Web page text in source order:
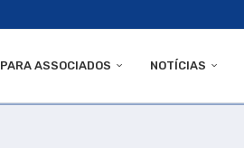
PARA ASSOCIADOS NOTÍCIAS